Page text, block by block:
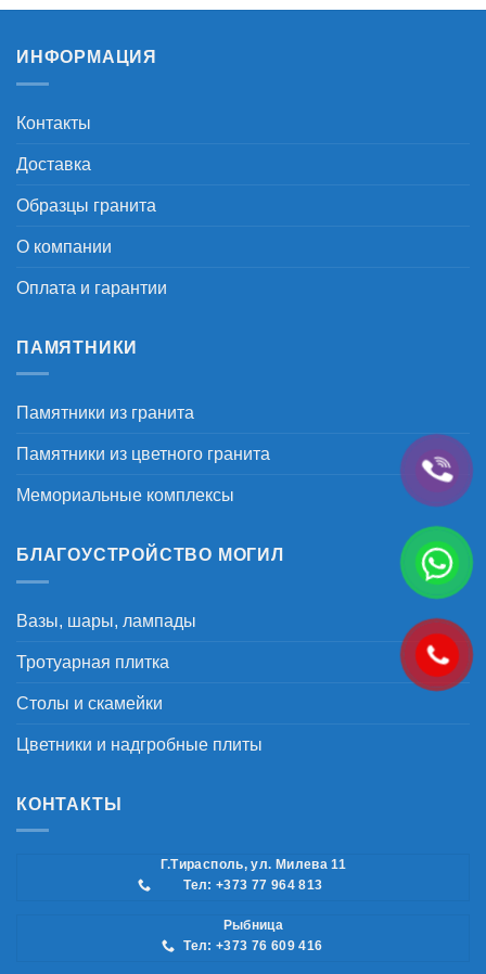
ИНФОРМАЦИЯ
Контакты
Доставка
Образцы гранита
О компании
Оплата и гарантии
ПАМЯТНИКИ
Памятники из гранита
Памятники из цветного гранита
Мемориальные комплексы
БЛАГОУСТРОЙСТВО МОГИЛ
Вазы, шары, лампады
Тротуарная плитка
Столы и скамейки
Цветники и надгробные плиты
КОНТАКТЫ
Г.Тирасполь, ул. Милева 11
Тел: +373 77 964 813
Рыбница
Тел: +373 76 609 416